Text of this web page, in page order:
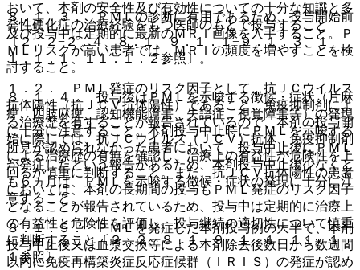
８．１．３． ＰＭＬの診断に有用であるため、投与開始前
及び投与中は定期的に最新のＭＲＩ画像を入手すること。Ｐ
ＭＬリスクが高い患者では、ＭＲＩの頻度を増やすことを検
討すること。
８．１．４． 投与後はＰＭＬを示唆する徴候・症状（片麻
痺、四肢麻痺、認知機能障害、失語症、視覚障害等）の発現
に十分に注意すること。本剤投与中止時にＰＭＬを示唆する
所見が認められなかった患者において、投与中止後にＰＭＬ
が発症したという報告があるため、本剤投与中止後少なくと
も６ヵ月は、ＰＭＬを示唆する徴候・症状の発現に十分に注
意すること。
８．１．５． ＰＭＬを発症した本剤投与例の大半で、本剤
投与中止後又は血漿交換等による本剤除去後数日から数週間
以内に免疫再構築炎症反応症候群（ＩＲＩＳ）の発症が認め
おいて、本剤の安全性及び有効性についての十分な知識と多
発性硬化症の治療経験をもつ医師のもとで投与すること
〔２．２−２．４、８．１、９．１．１−９．１．３、１
１．１．１、１１．１．２参照〕。
１．２． ＰＭＬ発症のリスク因子として、抗ＪＣウイルス
抗体陽性（抗ＪＣＶ抗体陽性）であること、免疫抑制剤によ
る治療歴を有することが報告されているので、本剤の投与開
始に際しては、抗ＪＣウイルス（ＪＣＶ）抗体、免疫抑制剤
による治療歴の有無を確認し、治療上の有益性が危険性を上
回るか慎重に判断すること。また、抗ＪＣＶ抗体陽性の患者
においては、本剤の長期間の投与もＰＭＬ発症のリスク因子
となることが報告されているため、投与中は定期的に治療上
の有益性と危険性を評価し、投与継続の適切性について慎重
に判断すること〔２．２、８．１、９．１．１、１１．１．
１参照〕。